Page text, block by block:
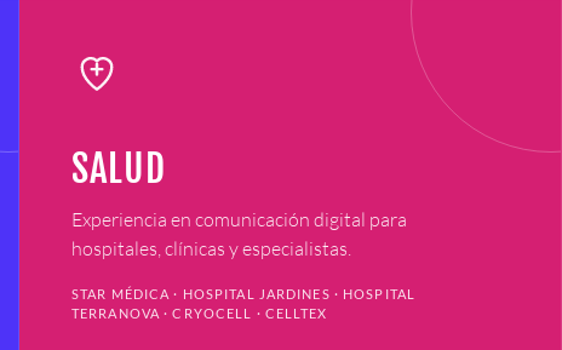
SALUD
Experiencia en comunicación digital para
hospitales, clínicas y especialistas.
STAR MÉDICA · HOSPITAL JARDINES · HOSPITAL
TERRANOVA · CRYOCELL · CELLTEX